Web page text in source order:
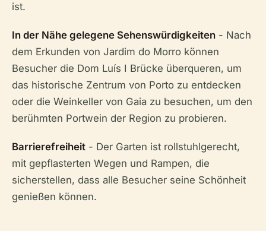
ist.
In der Nähe gelegene Sehenswürdigkeiten - Nach
dem Erkunden von Jardim do Morro können
Besucher die Dom Luís I Brücke überqueren, um
das historische Zentrum von Porto zu entdecken
oder die Weinkeller von Gaia zu besuchen, um den
berühmten Portwein der Region zu probieren.
Barrierefreiheit - Der Garten ist rollstuhlgerecht,
mit gepflasterten Wegen und Rampen, die
sicherstellen, dass alle Besucher seine Schönheit
genießen können.